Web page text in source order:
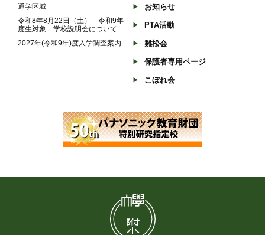
通学区域
令和8年8月22日（土） 令和9年
度生対象 学校説明会について
2027年(令和9年)度入学調査案内
お知らせ
PTA活動
雛松会
保護者専用ページ
こぼれ会